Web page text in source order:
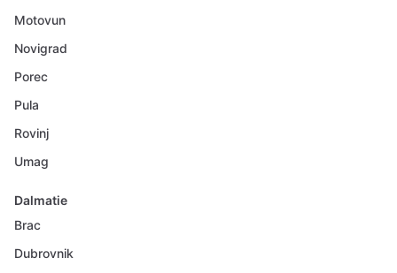
Motovun
Novigrad
Porec
Pula
Rovinj
Umag
Dalmatie
Brac
Dubrovnik